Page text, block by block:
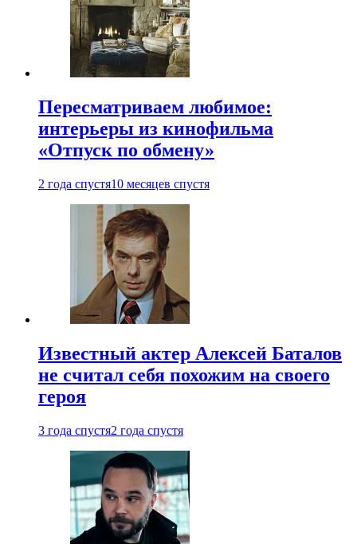
Пересматриваем любимое:
интерьеры из кинофильма
«Отпуск по обмену»
2 года спустя10 месяцев спустя
Известный актер Алексей Баталов
не считал себя похожим на своего
героя
3 года спустя2 года спустя